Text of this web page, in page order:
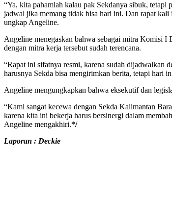
“Ya, kita pahamlah kalau pak Sekdanya sibuk,
jadwal jika memang tidak bisa hari ini. Dan rapat kali
ungkap Angeline.
Angeline menegaskan bahwa sebagai mitra Komisi
dengan mitra kerja tersebut sudah terencana.
“Rapat ini sifatnya resmi, karena sudah dijadwalkan
harusnya Sekda bisa mengirimkan berita, tetapi hari
Angeline mengungkapkan bahwa eksekutif dan
“Kami sangat kecewa dengan Sekda Kalimantan
karena kita ini bekerja harus bersinergi dalam
Angeline mengakhiri.*/
Laporan : Deckie